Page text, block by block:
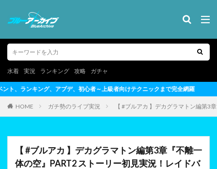
水着 実況 ランキング 攻略 ガチャ
級者向けテクニックまで完全網羅
HOME ガチ勢のライブ実況 【 #ブルアカ 】デカグラマトン編第
【 #ブルアカ 】デカグラマトン編第3章『不離一
体の空』PART2 ストーリー初見実況！レイドバ